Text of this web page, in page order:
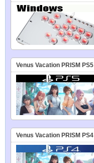
Venus Vacation PRISM PS5
Venus Vacation PRISM PS4